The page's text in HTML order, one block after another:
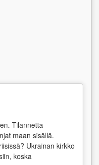
Tilannetta
maan sisällä.
Ukrainan kirkko
koska